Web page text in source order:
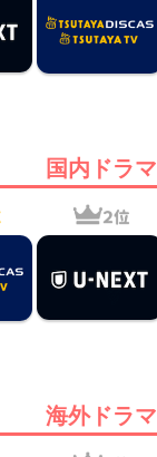
国内ドラマ
海外ドラマ